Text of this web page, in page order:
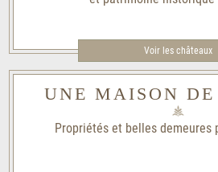
Voir les châteaux
UNE MAISON
Propriétés et belles demeures